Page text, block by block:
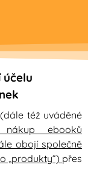
účelu
též uváděné
ebooků
obojí společně
„produkty“) přes